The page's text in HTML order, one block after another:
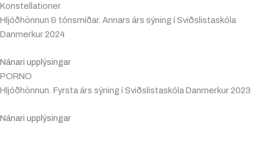
Konstellationer
Hljóðhönnun & tónsmíðar. Annars árs sýning í Sviðslistaskóla
Danmerkur 2024
Nánari upplýsingar
PORNO
Hljóðhönnun. Fyrsta árs sýning í Sviðslistaskóla Danmerkur 2023
Nánari upplýsingar